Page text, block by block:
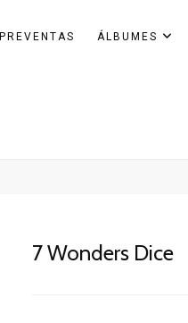
PREVENTAS ÁLBUMES
7 Wonders Dice